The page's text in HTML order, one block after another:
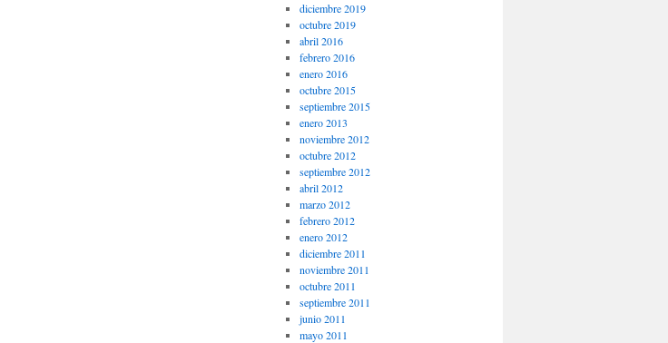
diciembre 2019
octubre 2019
abril 2016
febrero 2016
enero 2016
octubre 2015
septiembre 2015
enero 2013
noviembre 2012
octubre 2012
septiembre 2012
abril 2012
marzo 2012
febrero 2012
enero 2012
diciembre 2011
noviembre 2011
octubre 2011
septiembre 2011
junio 2011
mayo 2011